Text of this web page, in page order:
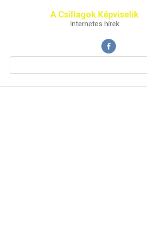
A Csillagok Képviselik
Internetes hírek
Поиск: